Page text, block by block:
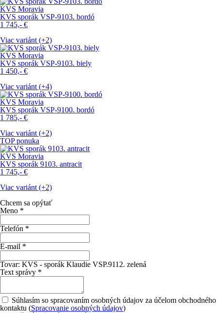
KVS Moravia
KVS sporák VSP-9103. bordó
1 745,- €
Viac variánt (+2)
KVS Moravia
KVS sporák VSP-9103. biely
1 450,- €
Viac variánt (+4)
KVS Moravia
KVS sporák VSP-9100. bordó
1 785,- €
Viac variánt (+2)
TOP ponuka
KVS Moravia
KVS sporák 9103. antracit
1 745,- €
Viac variánt (+2)
Chcem sa opýtať
Meno *
Telefón *
E-mail *
Tovar: KVS - sporák Klaudie VSP.9112. zelená
Text správy *
Súhlasím so spracovaním osobných údajov za účelom obchodného
kontaktu (Spracovanie osobných údajov)